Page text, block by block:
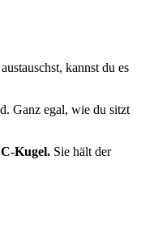
austauschst, kannst du es
Ganz egal, wie du sitzt
C-Kugel. Sie hält der